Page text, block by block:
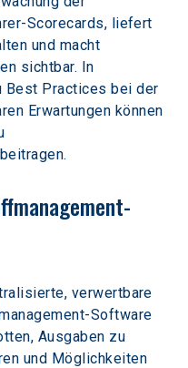
Scorecards, liefert
und macht
sichtbar. In
Best Practices bei der
Erwartungen können
verwertbare
Software
Ausgaben zu
und Möglichkeiten